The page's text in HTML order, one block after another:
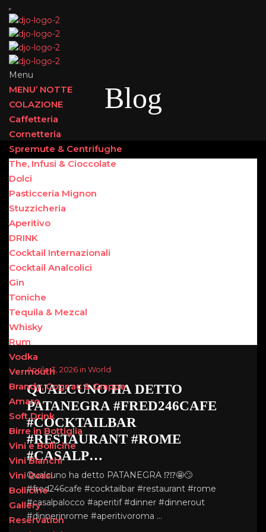
Menu
MENU’ NOTTE
COLAZIONE
Caffetteria
Cornetteria
Spremute & Centrifughe
The, Infusi & Cioccolate
Dolci
Pasticceria Mignon
Stuzzicheria
Aperitivo
DRINK
Cocktail Internazionali
Cocktail Analcolici
Gin
Toniche
Tequila & Mezcal
Whisky
Rum
Vodka
Vermouth
Brandy, Cognac & Grappe
Amaro
Soft Drink
Birre in Bottiglia
Vini e Bollicine
Vini Bianchi
Vini Rossi
Bollicine
Gallery
Reservation
Blog
Aprile 3, 2026 in World
QUALCUNO HA DETTO
PATANEGRA #FRED246CAFE
#COCKTAILBAR
#RESTAURANT #ROME
#CASALP…
Qualcuno ha detto PATANEGRA ⁉️⁉️🤩🙄
#fred246cafe #cocktailbar #restaurant #rome
#casalpalocco #aperitif #dinner #dinnerout
#dinnerinrome #aperitivoroma …